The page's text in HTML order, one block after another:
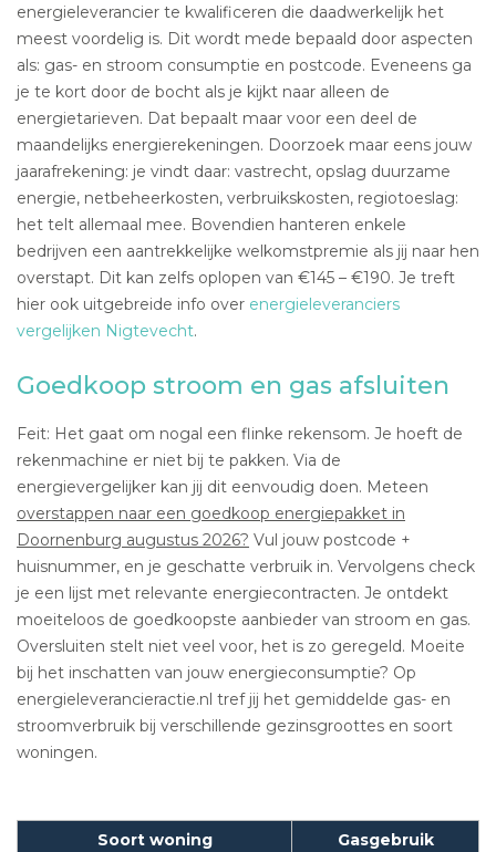
energieleverancier te kwalificeren die daadwerkelijk het
meest voordelig is. Dit wordt mede bepaald door aspecten
als: gas- en stroom consumptie en postcode. Eveneens ga
je te kort door de bocht als je kijkt naar alleen de
energietarieven. Dat bepaalt maar voor een deel de
maandelijks energierekeningen. Doorzoek maar eens jouw
jaarafrekening: je vindt daar: vastrecht, opslag duurzame
energie, netbeheerkosten, verbruikskosten, regiotoeslag:
het telt allemaal mee. Bovendien hanteren enkele
bedrijven een aantrekkelijke welkomstpremie als jij naar hen
overstapt. Dit kan zelfs oplopen van €145 – €190. Je treft
hier ook uitgebreide info over energieleveranciers
vergelijken Nigtevecht.
Goedkoop stroom en gas afsluiten
Feit: Het gaat om nogal een flinke rekensom. Je hoeft de
rekenmachine er niet bij te pakken. Via de
energievergelijker kan jij dit eenvoudig doen. Meteen
overstappen naar een goedkoop energiepakket in
Doornenburg augustus 2026? Vul jouw postcode +
huisnummer, en je geschatte verbruik in. Vervolgens check
je een lijst met relevante energiecontracten. Je ontdekt
moeiteloos de goedkoopste aanbieder van stroom en gas.
Oversluiten stelt niet veel voor, het is zo geregeld. Moeite
bij het inschatten van jouw energieconsumptie? Op
energieleverancieractie.nl tref jij het gemiddelde gas- en
stroomverbruik bij verschillende gezinsgroottes en soort
woningen.
Soort woning
Gasgebruik